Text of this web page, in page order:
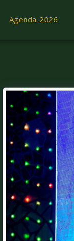
Agenda 2026